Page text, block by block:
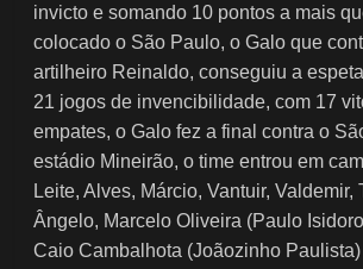
invicto e somando 10 pontos a mais
colocado o São Paulo, o Galo que
artilheiro Reinaldo, conseguiu a
21 jogos de invencibilidade, com 17
empates, o Galo fez a final contra o
estádio Mineirão, o time entrou em
Leite, Alves, Márcio, Vantuir, Valdemir,
Ângelo, Marcelo Oliveira (Paulo
Caio Cambalhota (Joãozinho